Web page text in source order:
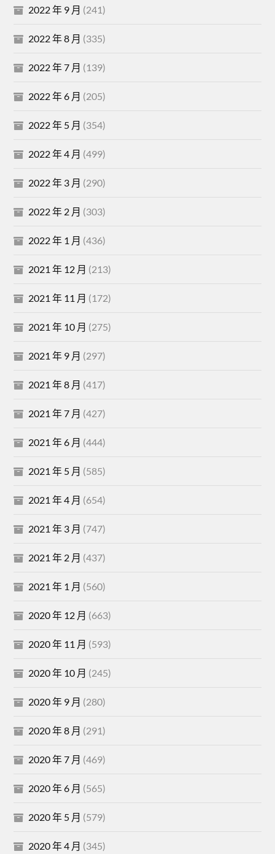
2022 年 9 月 (241)
2022 年 8 月 (335)
2022 年 7 月 (139)
2022 年 6 月 (205)
2022 年 5 月 (354)
2022 年 4 月 (499)
2022 年 3 月 (290)
2022 年 2 月 (303)
2022 年 1 月 (436)
2021 年 12 月 (213)
2021 年 11 月 (172)
2021 年 10 月 (275)
2021 年 9 月 (297)
2021 年 8 月 (417)
2021 年 7 月 (427)
2021 年 6 月 (444)
2021 年 5 月 (585)
2021 年 4 月 (654)
2021 年 3 月 (747)
2021 年 2 月 (437)
2021 年 1 月 (560)
2020 年 12 月 (663)
2020 年 11 月 (593)
2020 年 10 月 (245)
2020 年 9 月 (280)
2020 年 8 月 (291)
2020 年 7 月 (469)
2020 年 6 月 (565)
2020 年 5 月 (579)
2020 年 4 月 (345)